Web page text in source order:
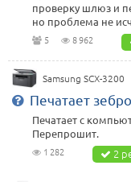
проверку шлюз и
но проблема не
5 8 962
Samsung SCX-3200
Печатает
Печатает с
Перепрошит.
1 282 2